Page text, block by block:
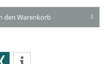
den Warenkorb